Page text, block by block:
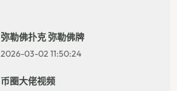
弥勒佛扑克 弥勒佛牌
2026-03-02 11:50:24
币圈大佬视频